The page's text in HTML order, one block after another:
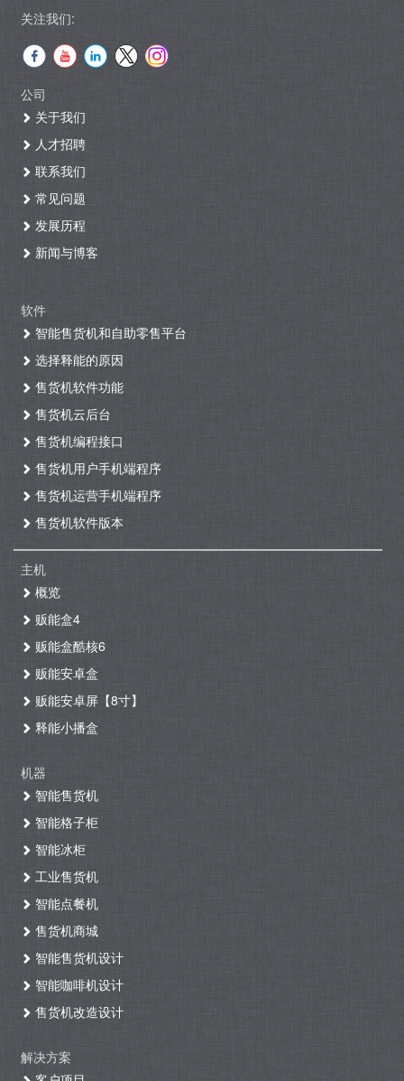
关注我们:
公司
关于我们
人才招聘
联系我们
常见问题
发展历程
新闻与博客
软件
智能售货机和自助零售平台
选择释能的原因
售货机软件功能
售货机云后台
售货机编程接口
售货机用户手机端程序
售货机运营手机端程序
售货机软件版本
主机
概览
贩能盒4
贩能盒酷核6
贩能安卓盒
贩能安卓屏【8寸】
释能小播盒
机器
智能售货机
智能格子柜
智能冰柜
工业售货机
智能点餐机
售货机商城
智能售货机设计
智能咖啡机设计
售货机改造设计
解决方案